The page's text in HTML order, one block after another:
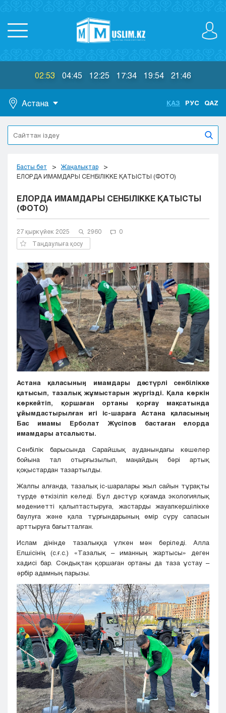
02:53 04:45 12:25 17:34 19:54 21:46
Астана
Астана
Алматы
Актобе
Атырау
Караганда
Кокшетау
Кызылорда
Павлодар
Семей
Талдыкорган
Тараз
Туркестан
Уральск
Усть-Каменогорск
Шымкент
ҚАЗ РУС QAZ
Басты бет
Жаңалықтар
ЕЛОРДА ИМАМДАРЫ СЕНБІЛІККЕ ҚАТЫСТЫ (ФОТО)
ЕЛОРДА ИМАМДАРЫ СЕНБІЛІККЕ ҚАТЫСТЫ
(ФОТО)
27 қыркүйек 2025 2960
0
Таңдаулыға қосу
Астана қаласының имамдары дәстүрлі сенбілікке
қатысып, тазалық жұмыстарын жүргізді. Қала көркін
көркейтіп, қоршаған ортаны қорғау мақсатында
ұйымдастырылған игі іс-шараға Астана қаласының
Бас имамы Ерболат Жүсіпов бастаған елорда
имамдары атсалысты.
Сенбілік барысында Сарайшық ауданындағы көшелер
бойына тал отырғызылып, маңайдың бәрі артық
қоқыстардан тазартылды.
Жалпы алғанда, тазалық іс-шаралары жыл сайын тұрақты
түрде өткізіліп келеді. Бұл дәстүр қоғамда экологиялық
мәдениетті қалыптастыруға, жастарды жауапкершілікке
баулуға және қала тұрғындарының өмір сүру сапасын
арттыруға бағытталған.
Ислам дінінде тазалыққа үлкен мән беріледі. Алла
Елшісінің (с.ғ.с.) «Тазалық – иманның жартысы» деген
хадисі бар. Сондықтан қоршаған ортаны да таза ұстау –
әрбір адамның парызы.